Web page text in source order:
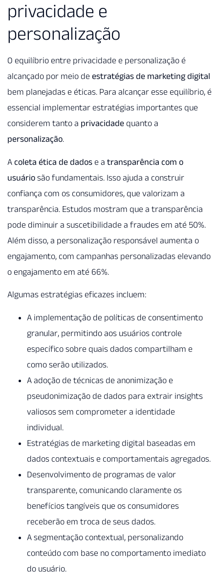
privacidade e
personalização
O equilíbrio entre privacidade e personalização é
alcançado por meio de estratégias de marketing digital
bem planejadas e éticas. Para alcançar esse equilíbrio, é
essencial implementar estratégias importantes que
considerem tanto a privacidade quanto a
personalização.
A coleta ética de dados e a transparência com o
usuário são fundamentais. Isso ajuda a construir
confiança com os consumidores, que valorizam a
transparência. Estudos mostram que a transparência
pode diminuir a suscetibilidade a fraudes em até 50%.
Além disso, a personalização responsável aumenta o
engajamento, com campanhas personalizadas elevando
o engajamento em até 66%.
Algumas estratégias eficazes incluem:
A implementação de políticas de consentimento
granular, permitindo aos usuários controle
específico sobre quais dados compartilham e
como serão utilizados.
A adoção de técnicas de anonimização e
pseudonimização de dados para extrair insights
valiosos sem comprometer a identidade
individual.
Estratégias de marketing digital baseadas em
dados contextuais e comportamentais agregados.
Desenvolvimento de programas de valor
transparente, comunicando claramente os
benefícios tangíveis que os consumidores
receberão em troca de seus dados.
A segmentação contextual, personalizando
conteúdo com base no comportamento imediato
do usuário.